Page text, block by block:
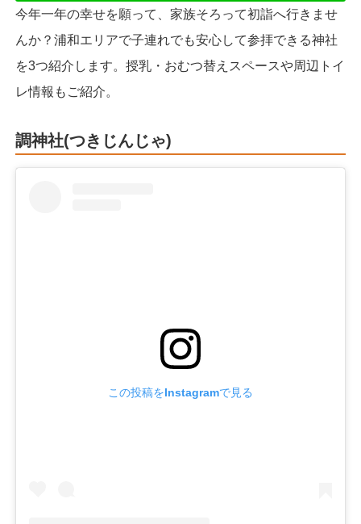
今年一年の幸せを願って、家族そろって初詣へ行きませ
んか？浦和エリアで子連れでも安心して参拝できる神社
を3つ紹介します。授乳・おむつ替えスペースや周辺トイ
レ情報もご紹介。
調神社(つきじんじゃ)
この投稿をInstagramで見る